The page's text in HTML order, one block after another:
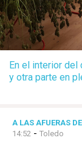
En el interior del
y otra parte en
A LAS AFUERAS
14:52 - Toledo